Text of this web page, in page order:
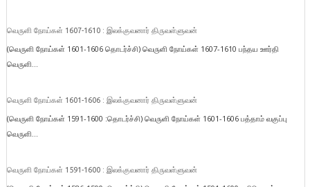
வெருளி நோய்கள் 1607-1610 : இலக்குவனார் திருவள்ளுவன்
(வெருளி நோய்கள் 1601-1606 தொடர்ச்சி) வெருளி நோய்கள் 1607-1610 பந்தய ஊர்தி
வெருளி...
வெருளி நோய்கள் 1601-1606 : இலக்குவனார் திருவள்ளுவன்
(வெருளி நோய்கள் 1591-1600 :தொடர்ச்சி) வெருளி நோய்கள் 1601-1606 பத்தாம் வகுப்பு
வெருளி...
வெருளி நோய்கள் 1591-1600 : இலக்குவனார் திருவள்ளுவன்